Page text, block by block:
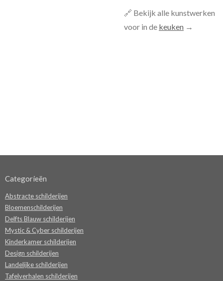
🔗 Bekijk alle kunstwerken
voor in de keuken →
Categorieën
Abstracte schilderijen
Bloemenschilderijen
Delfts Blauw schilderijen
Mystic & Cyber schilderijen
Kinderkamer schilderijen
Design schilderijen
Landelijke schilderijen
Tafelverhalen schilderijen